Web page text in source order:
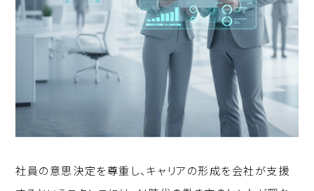
社員の意思決定を尊重し、キャリアの形成を会社が支援